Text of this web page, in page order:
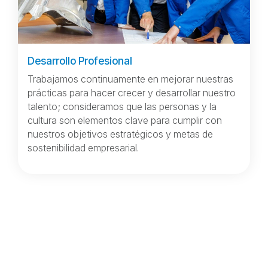
Desarrollo Profesional
Trabajamos continuamente en mejorar nuestras
prácticas para hacer crecer y desarrollar nuestro
talento; consideramos que las personas y la
cultura son elementos clave para cumplir con
nuestros objetivos estratégicos y metas de
sostenibilidad empresarial.